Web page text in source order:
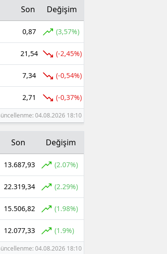
Son Değişim
0,87 (3,57%)
21,54 (-2,45%)
7,34 (-0,54%)
2,71 (-0,37%)
04.08.2026 18:10
Son Değişim
13.687,93 (2.07%)
22.319,34 (2.29%)
15.506,82 (1.98%)
12.077,33 (1.9%)
04.08.2026 18:10